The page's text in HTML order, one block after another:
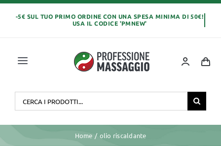
Salta
Toggle
Cerca
per:
Home olio riscaldante